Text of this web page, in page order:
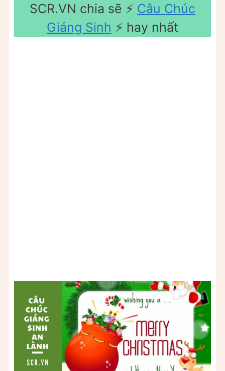
SCR.VN chia sẽ ⚡️ Câu Chúc
Giáng Sinh ⚡️ hay nhất